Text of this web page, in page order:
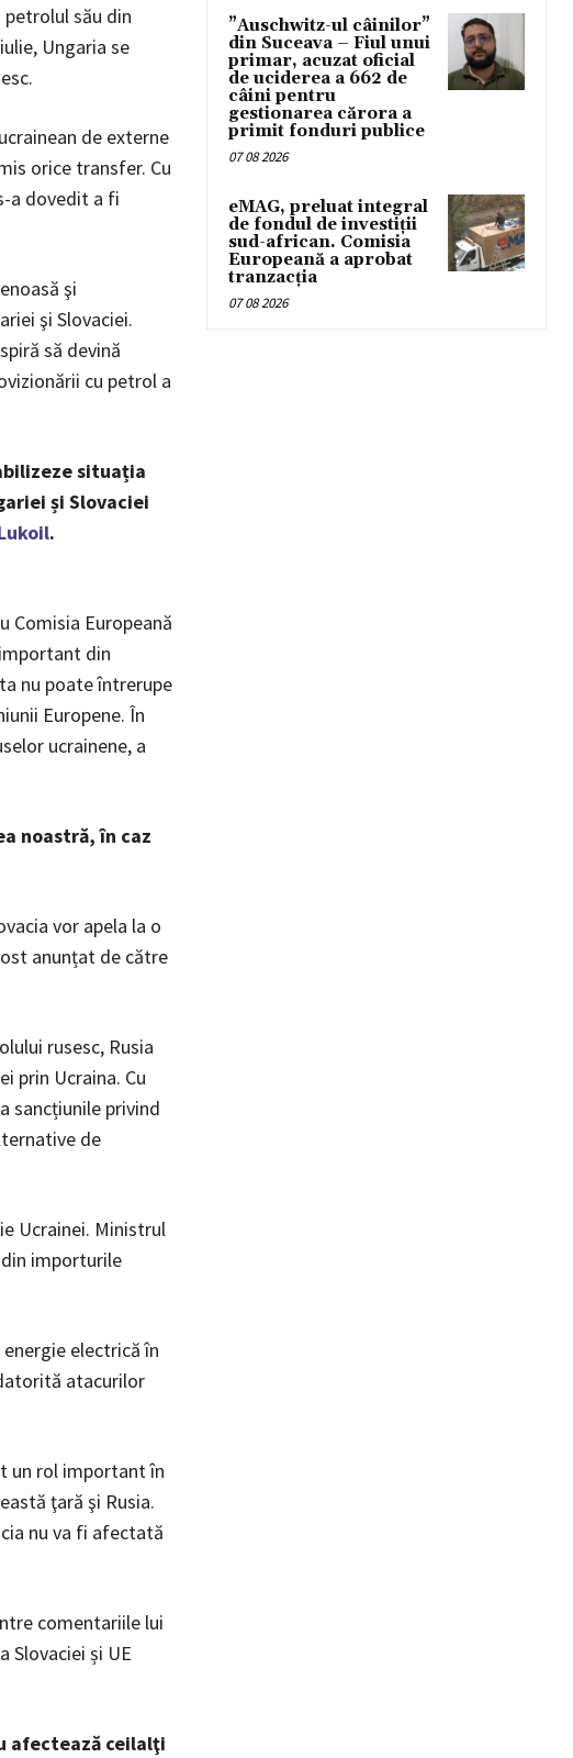
său din
Ungaria se
de externe
orice transfer. Cu
a dovedit a fi
şi
şi Slovaciei.
să devină
cu petrol a
situația
și Slovaciei
.
Comisia Europeană
din
nu poate întrerupe
Europene. În
ucrainene, a
noastră, în caz
vor apela la o
anunțat de către
rusesc, Rusia
prin Ucraina. Cu
sancțiunile privind
de
Ucrainei. Ministrul
importurile
electrică în
atacurilor
un rol important în
ţară şi Rusia.
nu va fi afectată
comentariile lui
Slovaciei și UE
afectează ceilalţi
”Auschwitz-ul câinilor”
din Suceava – Fiul unui
primar, acuzat oficial
de uciderea a 662 de
câini pentru
gestionarea cărora a
primit fonduri publice
07 08 2026
eMAG, preluat integral
de fondul de investiții
sud-african. Comisia
Europeană a aprobat
tranzacția
07 08 2026